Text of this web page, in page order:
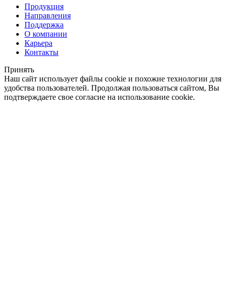
Продукция
Направления
Поддержка
О компании
Карьера
Контакты
Принять
Наш сайт использует файлы cookie и похожие технологии для
удобства пользователей. Продолжая пользоваться сайтом, Вы
подтверждаете свое согласие на использование cookie.